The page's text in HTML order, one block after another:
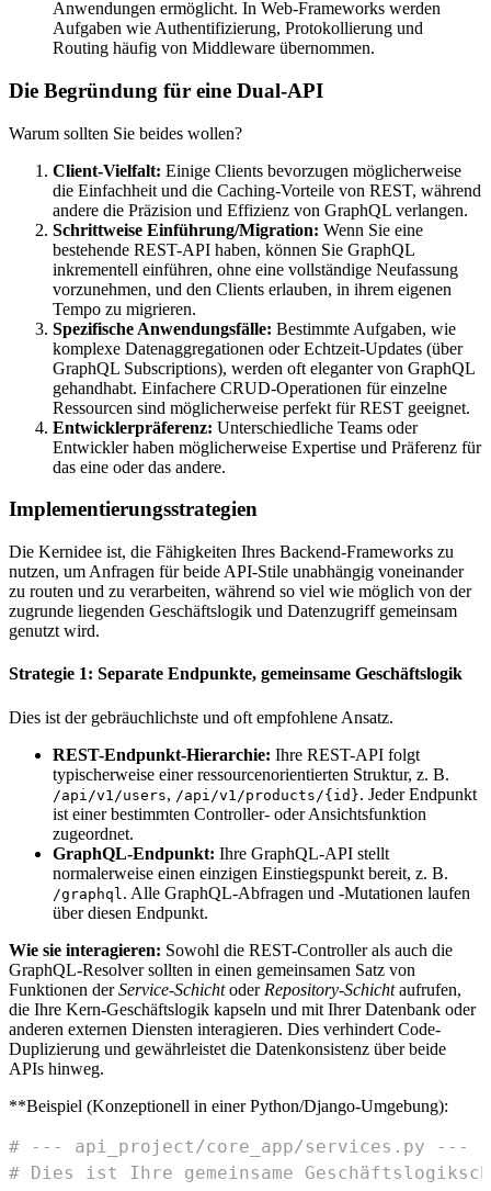
Anwendungen ermöglicht. In Web-Frameworks werden
Aufgaben wie Authentifizierung, Protokollierung und
Routing häufig von Middleware übernommen.
Die Begründung für eine Dual-API
Warum sollten Sie beides wollen?
Client-Vielfalt: Einige Clients bevorzugen möglicherweise
die Einfachheit und die Caching-Vorteile von REST, während
andere die Präzision und Effizienz von GraphQL verlangen.
Schrittweise Einführung/Migration: Wenn Sie eine
bestehende REST-API haben, können Sie GraphQL
inkrementell einführen, ohne eine vollständige Neufassung
vorzunehmen, und den Clients erlauben, in ihrem eigenen
Tempo zu migrieren.
Spezifische Anwendungsfälle: Bestimmte Aufgaben, wie
komplexe Datenaggregationen oder Echtzeit-Updates (über
GraphQL Subscriptions), werden oft eleganter von GraphQL
gehandhabt. Einfachere CRUD-Operationen für einzelne
Ressourcen sind möglicherweise perfekt für REST geeignet.
Entwicklerpräferenz: Unterschiedliche Teams oder
Entwickler haben möglicherweise Expertise und Präferenz für
das eine oder das andere.
Implementierungsstrategien
Die Kernidee ist, die Fähigkeiten Ihres Backend-Frameworks zu
nutzen, um Anfragen für beide API-Stile unabhängig voneinander
zu routen und zu verarbeiten, während so viel wie möglich von der
zugrunde liegenden Geschäftslogik und Datenzugriff gemeinsam
genutzt wird.
Strategie 1: Separate Endpunkte, gemeinsame Geschäftslogik
Dies ist der gebräuchlichste und oft empfohlene Ansatz.
REST-Endpunkt-Hierarchie: Ihre REST-API folgt
typischerweise einer ressourcenorientierten Struktur, z. B.
/api/v1/users, /api/v1/products/{id}. Jeder Endpunkt
ist einer bestimmten Controller- oder Ansichtsfunktion
zugeordnet.
GraphQL-Endpunkt: Ihre GraphQL-API stellt
normalerweise einen einzigen Einstiegspunkt bereit, z. B.
/graphql . Alle GraphQL-Abfragen und -Mutationen laufen
über diesen Endpunkt.
Wie sie interagieren: Sowohl die REST-Controller als auch die
GraphQL-Resolver sollten in einen gemeinsamen Satz von
Funktionen derService-Schichtoder Repository-Schichtaufrufen,
die Ihre Kern-Geschäftslogik kapseln und mit Ihrer Datenbank oder
anderen externen Diensten interagieren. Dies verhindert Code-
Duplizierung und gewährleistet die Datenkonsistenz über beide
APIs hinweg.
**Beispiel (Konzeptionell in einer Python/Django-Umgebung):
# --- api_project/core_app/services.py ---
# Dies ist Ihre gemeinsame